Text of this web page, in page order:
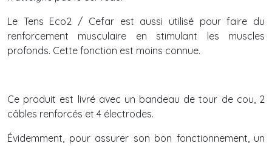
Le Tens Eco2 / Cefar est aussi utilisé pour faire du
renforcement musculaire en stimulant les muscles
profonds. Cette fonction est moins connue.
Ce produit est livré avec un bandeau de tour de cou, 2
câbles renforcés et 4 électrodes.
Évidemment, pour assurer son bon fonctionnement, un